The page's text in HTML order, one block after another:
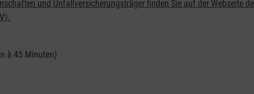
und Unfallversicherungsträger finden Sie auf der Webseite
à 45 Minuten)